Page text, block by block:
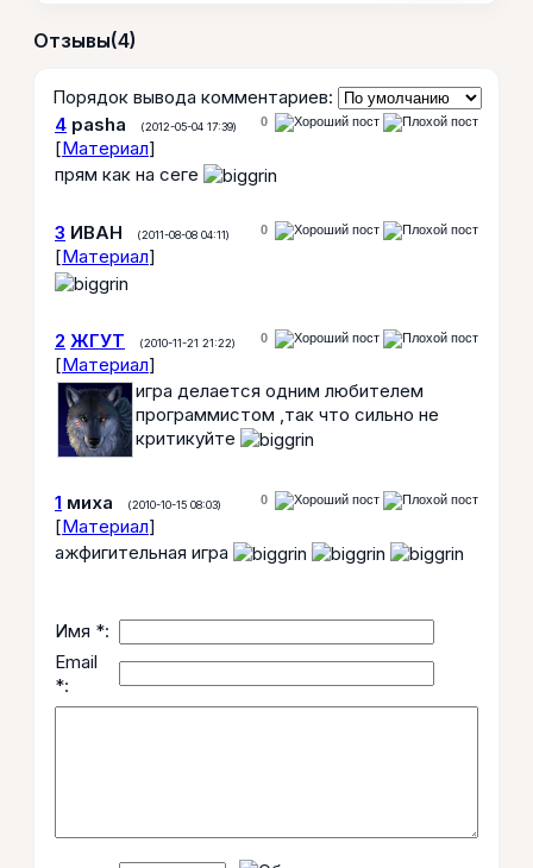
Отзывы(4)
Порядок вывода комментариев:
0
4 pasha (2012-05-04 17:39)
[Материал]
прям как на сеге
0
3 ИВАН (2011-08-08 04:11)
[Материал]
0
2 ЖГУТ (2010-11-21 21:22)
[Материал]
игра делается одним любителем
программистом ,так что сильно не
критикуйте
0
1 миха (2010-10-15 08:03)
[Материал]
ажфигительная игра
Имя *:
Email
*: